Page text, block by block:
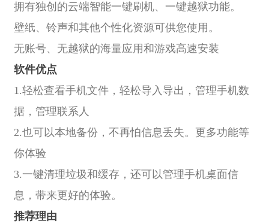
拥有独创的云端智能一键刷机、一键越狱功能。
壁纸、铃声和其他个性化资源可供您使用。
无账号、无越狱的海量应用和游戏高速安装
软件优点
1.轻松查看手机文件，轻松导入导出，管理手机数
据，管理联系人
2.也可以本地备份，不再怕信息丢失。更多功能等
你体验
3.一键清理垃圾和缓存，还可以管理手机桌面信
息，带来更好的体验。
推荐理由